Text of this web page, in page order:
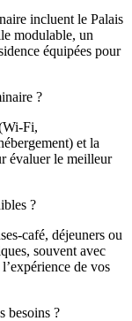
incluent le Palais
modulable, un
équipées pour
?
Fi,
et la
évaluer le meilleur
?
café, déjeuners ou
souvent avec
de vos
besoins ?